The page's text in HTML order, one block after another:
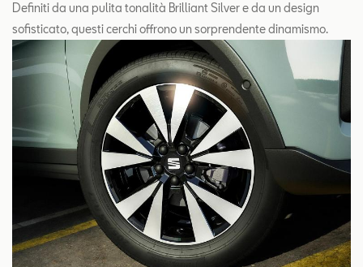
Definiti da una pulita tonalità Brilliant Silver e da un design
sofisticato, questi cerchi offrono un sorprendente dinamismo.